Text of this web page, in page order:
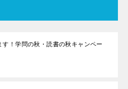
す！学問の秋・読書の秋キャンペー